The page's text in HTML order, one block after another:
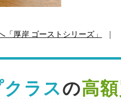
「厚岸 ゴーストシリーズ」
ラスの高